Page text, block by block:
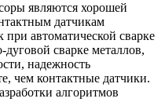
являются хорошей
датчикам
автоматической сварке
сварке металлов,
надежность
чем контактные датчики.
алгоритмов